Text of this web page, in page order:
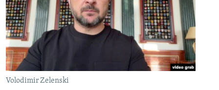
Volodimir Zelenski